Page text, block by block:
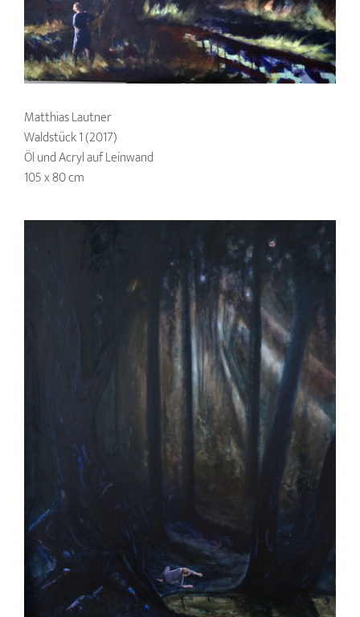
Matthias Lautner
Waldstück 1 (2017)
Öl und Acryl auf Leinwand
105 x 80 cm